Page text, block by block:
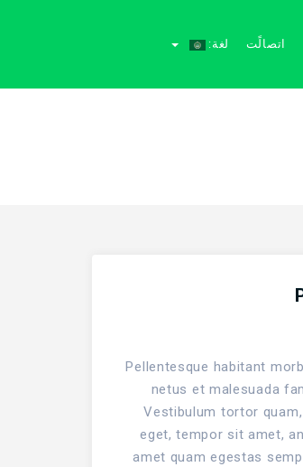
اتصالًت لغة:
Pellentesque habitant
netus et malesuada
Vestibulum tortor
eget, tempor sit amet,
amet quam egestas